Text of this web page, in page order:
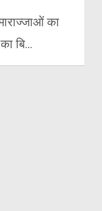
का
बि…